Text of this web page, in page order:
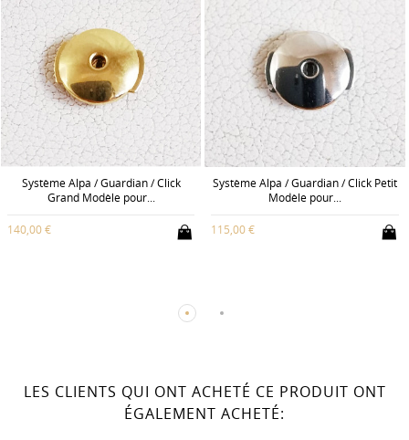
Système Alpa / Guardian / Click
Grand Modèle pour...
140,00 €
Système Alpa / Guardian / Click Petit
Modèle pour...
115,00 €
LES CLIENTS QUI ONT ACHETÉ CE PRODUIT ONT
ÉGALEMENT ACHETÉ: